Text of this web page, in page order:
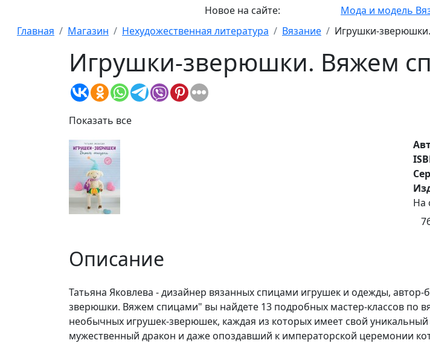
Новое на сайте: Мода и модель Вязание
Главная
Магазин Нехудожественная литература Вязание Игрушки-
Игрушки-зверюшки. Вяжем
Показать все
На
Описание
Татьяна Яковлева - дизайнер вязанных спицами игрушек и одежды,
зверюшки. Вяжем спицами" вы найдете 13 подробных мастер-классов по
необычных игрушек-зверюшек, каждая из которых имеет свой
мужественный дракон и даже опоздавший к императорской церемонии